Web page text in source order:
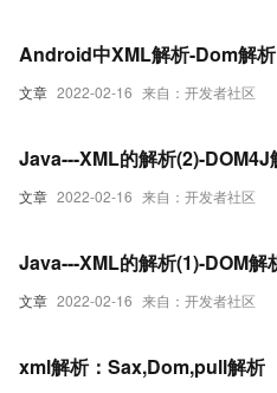
文章 2022-02-16 来自：开发者社区
Android中XML解析-Dom解析
文章 2022-02-16 来自：开发者社区
Java---XML的解析(2)-
文章 2022-02-16 来自：开发者社区
Java---XML的解析(1)-DOM解
xml解析：Sax,Dom,pull解析